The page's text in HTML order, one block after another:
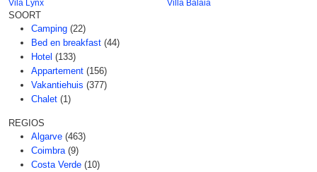
Vila Lynx Villa Balaia
SOORT
Camping (22)
Bed en breakfast (44)
Hotel (133)
Appartement (156)
Vakantiehuis (377)
Chalet (1)
REGIOS
Algarve (463)
Coimbra (9)
Costa Verde (10)